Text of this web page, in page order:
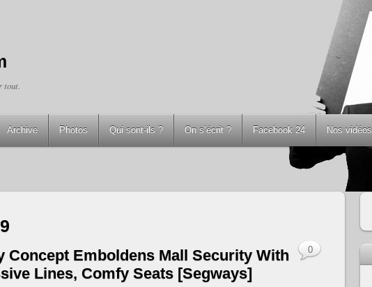
tout.
Archive Photos Qui sont-ils ? On s’écrit ? Facebook 24 Nos vidéos
Concept Emboldens Mall Security With
Lines, Comfy Seats [Segways]
0